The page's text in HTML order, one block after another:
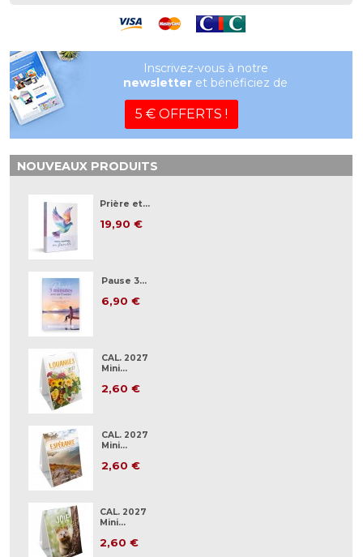
Inscrivez-vous à notre
newsletter et bénéficiez de
5 € OFFERTS !
NOUVEAUX PRODUITS
Prière et...
19,90 €
Pause 3...
6,90 €
CAL. 2027
Mini...
2,60 €
CAL. 2027
Mini...
2,60 €
CAL. 2027
Mini...
2,60 €